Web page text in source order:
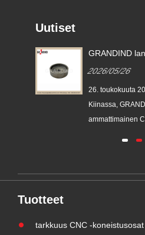
Uutiset
GRANDIND
sylinterimäisen
009
2026/05/26
26. toukokuuta
Kiinassa,
ammattimainen
teräksisen
tarkkojen kotelo-
Tuotteet
tarkkuus CNC -koneistusosat